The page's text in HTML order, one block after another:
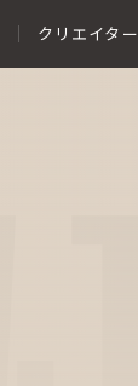
クリエイター